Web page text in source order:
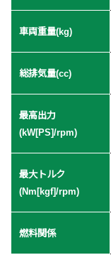
車両重量(kg)
総排気量(cc)
最高出力
(kW[PS]/rpm)
最大トルク
(Nm[kgf]/rpm)
燃料関係